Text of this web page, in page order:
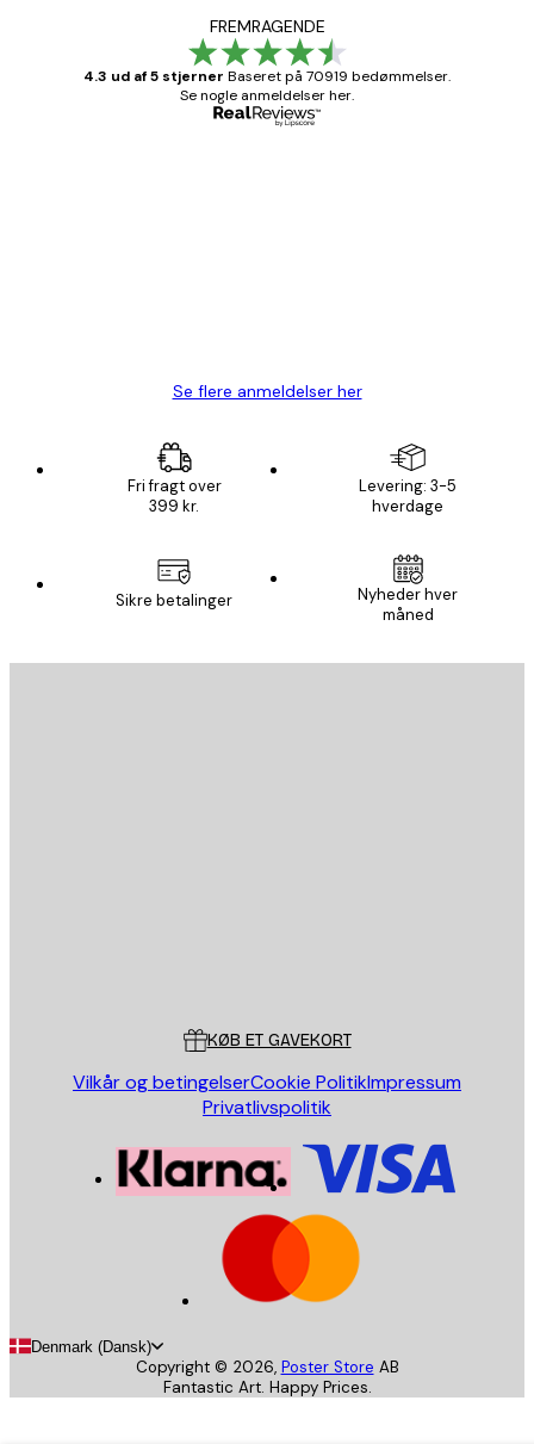
FREMRAGENDE
4.3 ud af 5 stjerner Baseret på 70919 bedømmelser.
Se nogle anmeldelser her.
Se flere anmeldelser her
Fri fragt over
399 kr.
Levering: 3-5
hverdage
Sikre betalinger
Nyheder hver
måned
KØB ET GAVEKORT
Vilkår og betingelserCookie PolitikImpressum
Privatlivspolitik
Denmark (Dansk)
Copyright © 2026, Poster Store AB
Fantastic Art. Happy Prices.